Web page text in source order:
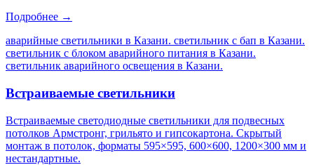
Подробнее →
аварийные светильники в Казани. светильник с бап в Казани.
светильник с блоком аварийного питания в Казани.
светильник аварийного освещения в Казани.
Встраиваемые светильники
Встраиваемые светодиодные светильники для подвесных
потолков Армстронг, грильято и гипсокартона. Скрытый
монтаж в потолок, форматы 595×595, 600×600, 1200×300 мм и
нестандартные.